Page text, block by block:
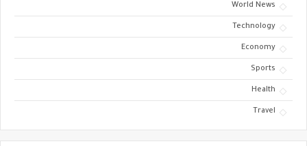
World News
Technology
Economy
Sports
Health
Travel